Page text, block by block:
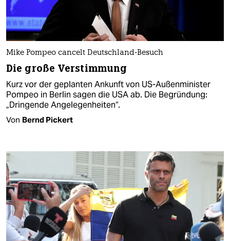
Mike Pompeo cancelt Deutschland-Besuch
Die große Verstimmung
Kurz vor der geplanten Ankunft von US-Außenminister
Pompeo in Berlin sagen die USA ab. Die Begründung:
„Dringende Angelegenheiten“.
Von Bernd Pickert